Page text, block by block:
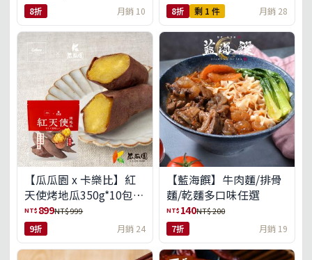
8折 月銷 10 8折 剩 1 件 月銷 28
【瓜瓜園 x 卡樂比】紅
天使烤地瓜350g*10包
(免運組)
NT$ 899NT$ 999
9折 月銷 24
【藍海饌】牛肉麵/排骨
麵/乾麵多口味任選
NT$ 140NT$ 200
7折 月銷 19